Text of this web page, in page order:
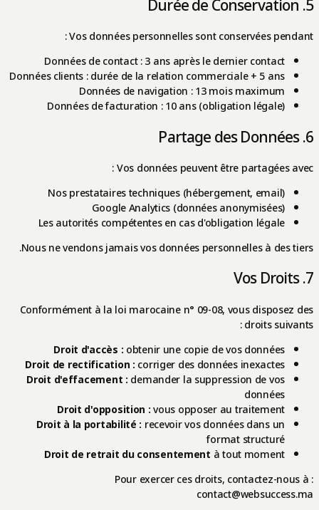
Vos données personnelles sont conservées pendant :
Données de contact : 3 ans après le dernier contact
Données clients : durée de la relation commerciale + 5 ans
Données de navigation : 13 mois maximum
Données de facturation : 10 ans (obligation légale)
6. Partage des Données
Vos données peuvent être partagées avec :
Nos prestataires techniques (hébergement, email)
Google Analytics (données anonymisées)
Les autorités compétentes en cas d'obligation légale
Nous ne vendons jamais vos données personnelles à des tiers.
7. Vos Droits
Conformément à la loi marocaine n° 09-08, vous disposez des
droits suivants :
Droit d'accès :obtenir une copie de vos données
Droit de rectification :corriger des données inexactes
Droit d'effacement :demander la suppression de vos
données
Droit d'opposition :vous opposer au traitement
Droit à la portabilité : recevoir vos données dans un
format structuré
Droit de retrait du consentement à tout moment
Pour exercer ces droits, contactez-nous à :
contact@websuccess.ma